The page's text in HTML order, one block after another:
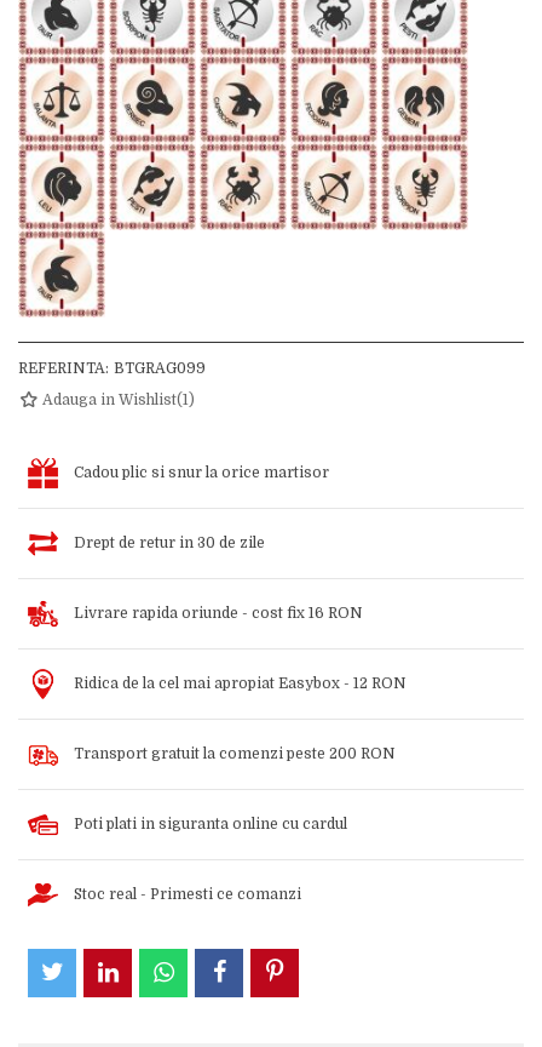
REFERINTA: BTGRAG099
Adauga in Wishlist(1)
Cadou plic si snur la orice martisor
Drept de retur in 30 de zile
Livrare rapida oriunde - cost fix 16 RON
Ridica de la cel mai apropiat Easybox - 12 RON
Transport gratuit la comenzi peste 200 RON
Poti plati in siguranta online cu cardul
Stoc real - Primesti ce comanzi